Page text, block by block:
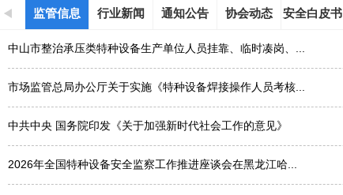
监管信息 行业新闻 通知公告 协会动态 安全白皮书
中山市整治承压类特种设备生产单位人员挂靠、临时凑岗、...
市场监管总局办公厅关于实施《特种设备焊接操作人员考核...
中共中央 国务院印发《关于加强新时代社会工作的意见》
2026年全国特种设备安全监察工作推进座谈会在黑龙江哈...